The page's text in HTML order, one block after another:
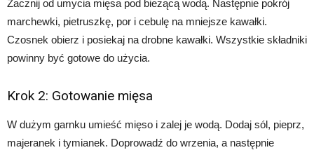
Zacznij od umycia mięsa pod bieżącą wodą. Następnie pokrój
marchewki, pietruszkę, por i cebulę na mniejsze kawałki.
Czosnek obierz i posiekaj na drobne kawałki. Wszystkie składniki
powinny być gotowe do użycia.
Krok 2: Gotowanie mięsa
W dużym garnku umieść mięso i zalej je wodą. Dodaj sól, pieprz,
majeranek i tymianek. Doprowadź do wrzenia, a następnie